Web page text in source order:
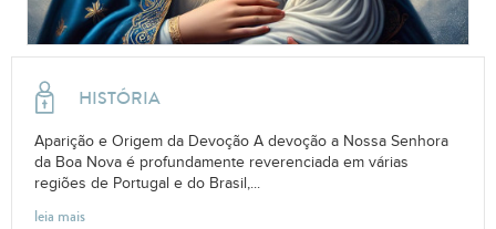
HISTÓRIA
Aparição e Origem da Devoção A devoção a Nossa Senhora
da Boa Nova é profundamente reverenciada em várias
regiões de Portugal e do Brasil,...
leia mais